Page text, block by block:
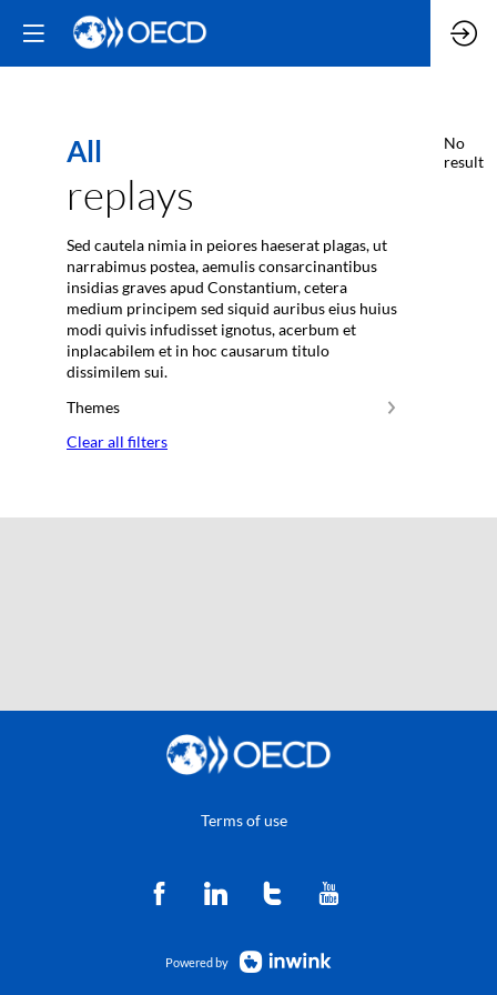
All
replays
Sed cautela nimia in peiores haeserat plagas, ut
narrabimus postea, aemulis consarcinantibus
insidias graves apud Constantium, cetera
medium principem sed siquid auribus eius huius
modi quivis infudisset ignotus, acerbum et
inplacabilem et in hoc causarum titulo
dissimilem sui.
Themes
Clear all filters
No
result
Terms of use
Powered by